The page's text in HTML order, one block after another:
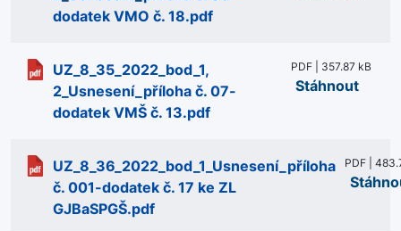
dodatek VMO č. 18.pdf
UZ_8_35_2022_bod_1,
2_Usnesení_příloha č. 07-
dodatek VMŠ č. 13.pdf
PDF | 357.87 kB
Stáhnout
UZ_8_36_2022_bod_1_Usnesení_příloha
č. 001-dodatek č. 17 ke ZL
GJBaSPGŠ.pdf
PDF |